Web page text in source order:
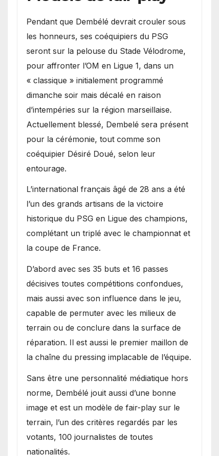
Pendant que Dembélé devrait crouler sous
les honneurs, ses coéquipiers du PSG
seront sur la pelouse du Stade Vélodrome,
pour affronter l’OM en Ligue 1, dans un
« classique » initialement programmé
dimanche soir mais décalé en raison
d’intempéries sur la région marseillaise.
Actuellement blessé, Dembelé sera présent
pour la cérémonie, tout comme son
coéquipier Désiré Doué, selon leur
entourage.
L’international français âgé de 28 ans a été
l’un des grands artisans de la victoire
historique du PSG en Ligue des champions,
complétant un triplé avec le championnat et
la coupe de France.
D’abord avec ses 35 buts et 16 passes
décisives toutes compétitions confondues,
mais aussi avec son influence dans le jeu,
capable de permuter avec les milieux de
terrain ou de conclure dans la surface de
réparation. Il est aussi le premier maillon de
la chaîne du pressing implacable de l’équipe.
Sans être une personnalité médiatique hors
norme, Dembélé jouit aussi d’une bonne
image et est un modèle de fair-play sur le
terrain, l’un des critères regardés par les
votants, 100 journalistes de toutes
nationalités.